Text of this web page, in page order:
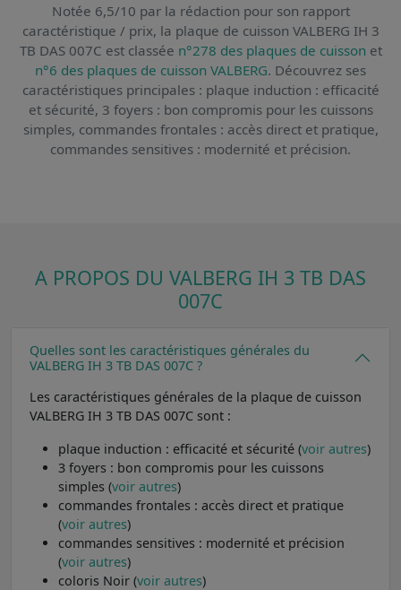
Notée 6,5/10 par la rédaction pour son rapport
caractéristique / prix, la plaque de cuisson VALBERG IH 3
TB DAS 007C est classée n°278 des plaques de cuisson et
n°6 des plaques de cuisson VALBERG. Découvrez ses
caractéristiques principales : plaque induction : efficacité
et sécurité, 3 foyers : bon compromis pour les cuissons
simples, commandes frontales : accès direct et pratique,
commandes sensitives : modernité et précision.
A PROPOS DU VALBERG IH 3 TB DAS
007C
Quelles sont les caractéristiques générales du
VALBERG IH 3 TB DAS 007C ?
Les caractéristiques générales de la plaque de cuisson
VALBERG IH 3 TB DAS 007C sont :
plaque induction : efficacité et sécurité (voir autres)
3 foyers : bon compromis pour les cuissons
simples (voir autres)
commandes frontales : accès direct et pratique
(voir autres)
commandes sensitives : modernité et précision
(voir autres)
coloris Noir (voir autres)